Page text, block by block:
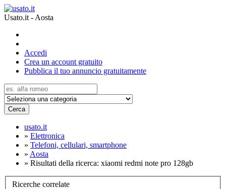
Usato.it - Aosta
Accedi
Crea un account gratuito
Pubblica il tuo annuncio gratuitamente
Cerca
usato.it
» Elettronica
» Telefoni, cellulari, smartphone
» Aosta
» Risultati della ricerca: xiaomi redmi note pro 128gb
Ricerche correlate